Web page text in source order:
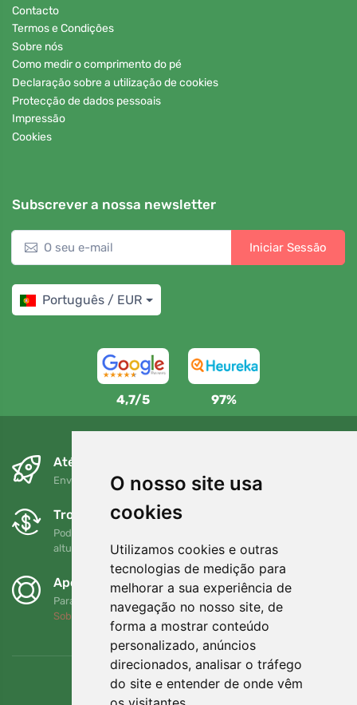
O nosso site usa
cookies
Utilizamos cookies e outras
tecnologias de medição para
melhorar a sua experiência de
navegação no nosso site, de
forma a mostrar conteúdo
personalizado, anúncios
direcionados, analisar o tráfego
do site e entender de onde vêm
Contacto
Termos e Condições
Sobre nós
Como medir o comprimento do pé
Declaração sobre a utilização de cookies
Protecção de dados pessoais
Impressão
Cookies
Subscrever a nossa newsletter
Iniciar Sessão
Português / EUR
4,7/5 97%
Até ao dia seguinte e sem custos
Envio gratuito para encomendas superiores a 80 EUR
Trocas e devoluções gratuitas
Pode devolver ou trocar a sua encomenda em qualquer
altura no prazo de 90 dias
Apoiamos a Trees.org
Para cada encomenda plantamos uma árvore! Leia mais
Sobre nós